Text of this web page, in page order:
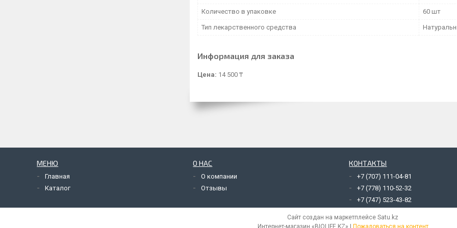
Количество в упаковке 60 шт
Тип лекарственного средства
Информация для заказа
Цена: 14 500 ₸
МЕНЮ
Главная
Каталог
О НАС
О компании
Отзывы
КОНТАКТЫ
+7 (707) 111-04-81
+7 (778) 110-52-32
+7 (747) 523-43-82
Сайт создан на маркетплейсе Satu.kz
Интернет-магазин «BIOLIFE.KZ» | Пожаловаться на контент